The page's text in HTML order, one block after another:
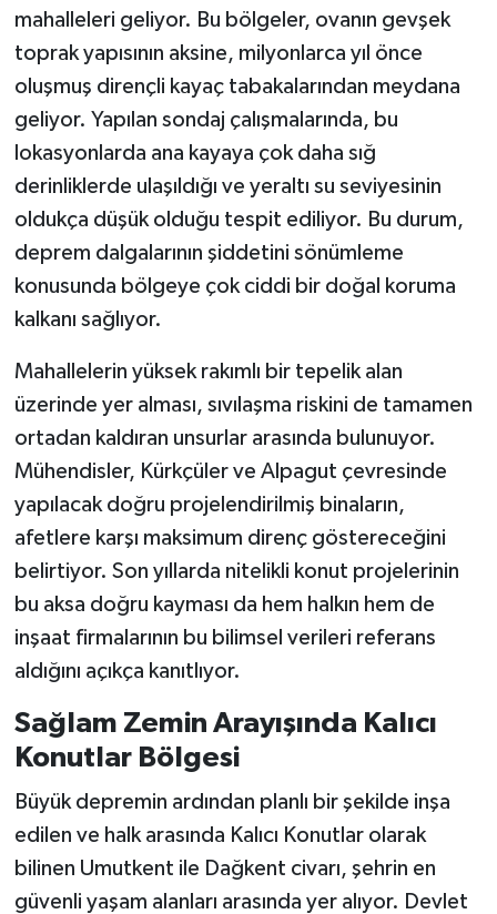
mahalleleri geliyor. Bu bölgeler, ovanın gevşek
toprak yapısının aksine, milyonlarca yıl önce
oluşmuş dirençli kayaç tabakalarından meydana
geliyor. Yapılan sondaj çalışmalarında, bu
lokasyonlarda ana kayaya çok daha sığ
derinliklerde ulaşıldığı ve yeraltı su seviyesinin
oldukça düşük olduğu tespit ediliyor. Bu durum,
deprem dalgalarının şiddetini sönümleme
konusunda bölgeye çok ciddi bir doğal koruma
kalkanı sağlıyor.
Mahallelerin yüksek rakımlı bir tepelik alan
üzerinde yer alması, sıvılaşma riskini de tamamen
ortadan kaldıran unsurlar arasında bulunuyor.
Mühendisler, Kürkçüler ve Alpagut çevresinde
yapılacak doğru projelendirilmiş binaların,
afetlere karşı maksimum direnç göstereceğini
belirtiyor. Son yıllarda nitelikli konut projelerinin
bu aksa doğru kayması da hem halkın hem de
inşaat firmalarının bu bilimsel verileri referans
aldığını açıkça kanıtlıyor.
Sağlam Zemin Arayışında Kalıcı
Konutlar Bölgesi
Büyük depremin ardından planlı bir şekilde inşa
edilen ve halk arasında Kalıcı Konutlar olarak
bilinen Umutkent ile Dağkent civarı, şehrin en
güvenli yaşam alanları arasında yer alıyor. Devlet